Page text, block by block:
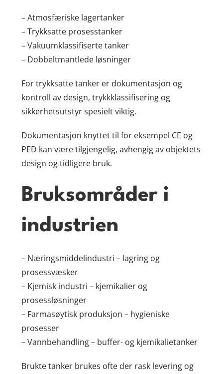
– Atmosfæriske lagertanker
– Trykksatte prosesstanker
– Vakuumklassifiserte tanker
– Dobbeltmantlede løsninger
For trykksatte tanker er dokumentasjon og
kontroll av design, trykkklassifisering og
sikkerhetsutstyr spesielt viktig.
Dokumentasjon knyttet til for eksempel CE og
PED kan være tilgjengelig, avhengig av objektets
design og tidligere bruk.
Bruksområder i
industrien
– Næringsmiddelindustri – lagring og
prosessvæsker
– Kjemisk industri – kjemikalier og
prosessløsninger
– Farmasøytisk produksjon – hygieniske
prosesser
– Vannbehandling – buffer- og kjemikalietanker
Brukte tanker brukes ofte der rask levering og